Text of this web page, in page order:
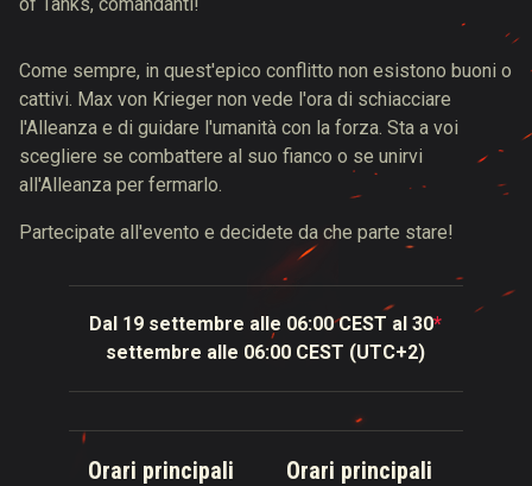
Come sempre, in quest'epico conflitto non esistono buoni o
cattivi. Max von Krieger non vede l'ora di schiacciare
l'Alleanza e di guidare l'umanità con la forza. Sta a voi
scegliere se combattere al suo fianco o se unirvi
all'Alleanza per fermarlo.
Partecipate all'evento e decidete da che parte stare!
Dal 19 settembre alle 06:00 CEST al 30*
settembre alle 06:00 CEST (UTC+2)
Orari principali
Orari principali